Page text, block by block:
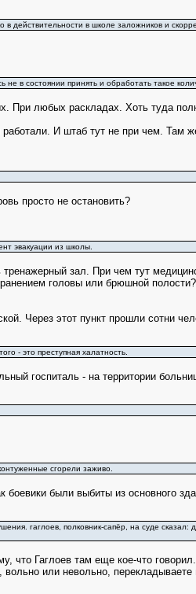
действительности в школе заложников и
не в состоянии принять и обработать такое
При любых раскладах. Хоть туда
И штаб тут не при чем. Там
просто не остановить?
эвакуации из школы.
зал. При чем тут
головы или брюшной полости?
Через этот пункт прошли сотни
- это преступная халатность.
госпиталь - на территории
сгорели заживо.
боевики были выбиты из основного
гаглоев, полковник-сапёр, на суде
что Гаглоев там еще кое-что
или невольно,